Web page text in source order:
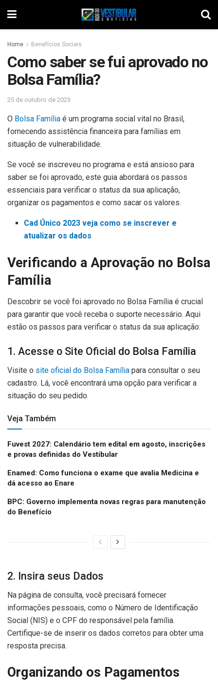
Home Benefícios Sociais
Como saber se fui aprovado no
Bolsa Família?
25 de outubro de 2023
O Bolsa Família é um programa social vital no Brasil,
fornecendo assistência financeira para famílias em
situação de vulnerabilidade.
Se você se inscreveu no programa e está ansioso para
saber se foi aprovado, este guia abordará os passos
essenciais para verificar o status da sua aplicação,
organizar os pagamentos e como sacar os valores.
Cad Único 2023 veja como se inscrever e
atualizar os dados
Verificando a Aprovação no Bolsa
Família
Descobrir se você foi aprovado no Bolsa Família é crucial
para garantir que você receba o suporte necessário. Aqui
estão os passos para verificar o status da sua aplicação:
1. Acesse o Site Oficial do Bolsa Família
Visite o site oficial do Bolsa Família para consultar o seu
cadastro. Lá, você encontrará uma opção para verificar a
situação do seu pedido.
Veja Também
Fuvest 2027: Calendário tem edital em agosto, inscrições
e provas definidas do Vestibular
Enamed: Como funciona o exame que avalia Medicina e
dá acesso ao Enare
BPC: Governo implementa novas regras para manutenção
do Benefício
2. Insira seus Dados
Na página de consulta, você precisará fornecer
informações pessoais, como o Número de Identificação
Social (NIS) e o CPF do responsável pela família.
Certifique-se de inserir os dados corretos para obter uma
resposta precisa.
Organizando os Pagamentos